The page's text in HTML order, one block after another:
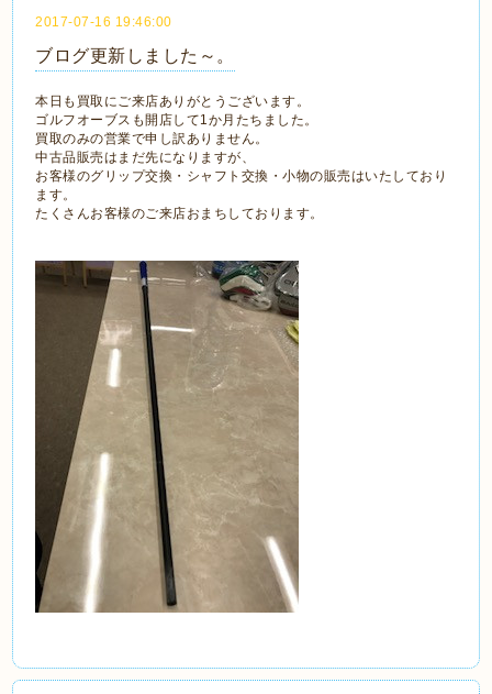
2017-07-16 19:46:00
ブログ更新しました～。
本日も買取にご来店ありがとうございます。
ゴルフオーブスも開店して1か月たちました。
買取のみの営業で申し訳ありません。
中古品販売はまだ先になりますが、
お客様のグリップ交換・シャフト交換・小物の販売はいたしており
ます。
たくさんお客様のご来店おまちしております。